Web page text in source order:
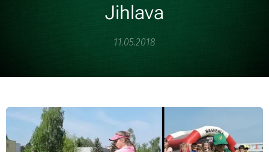
Jihlava
11.05.2018